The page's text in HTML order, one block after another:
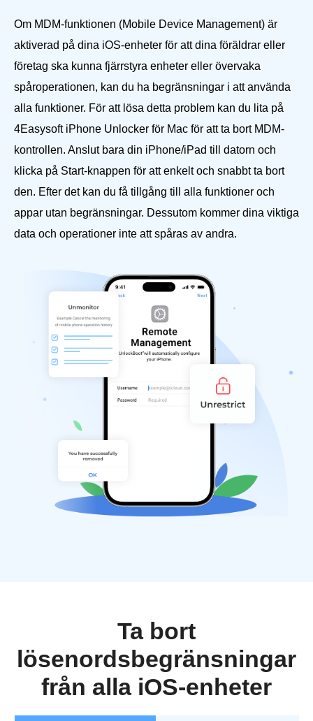
Om MDM-funktionen (Mobile Device Management) är
aktiverad på dina iOS-enheter för att dina föräldrar eller
företag ska kunna fjärrstyra enheter eller övervaka
spåroperationen, kan du ha begränsningar i att använda
alla funktioner. För att lösa detta problem kan du lita på
4Easysoft iPhone Unlocker för Mac för att ta bort MDM-
kontrollen. Anslut bara din iPhone/iPad till datorn och
klicka på Start-knappen för att enkelt och snabbt ta bort
den. Efter det kan du få tillgång till alla funktioner och
appar utan begränsningar. Dessutom kommer dina viktiga
data och operationer inte att spåras av andra.
Ta bort
lösenordsbegränsningar
från alla iOS-enheter